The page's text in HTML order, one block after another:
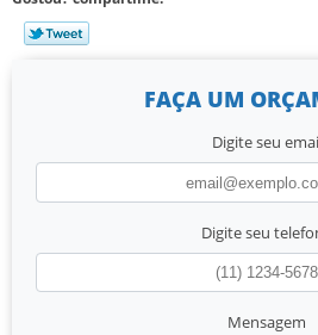
FAÇA UM
Digite seu
Digite seu
Mensagem